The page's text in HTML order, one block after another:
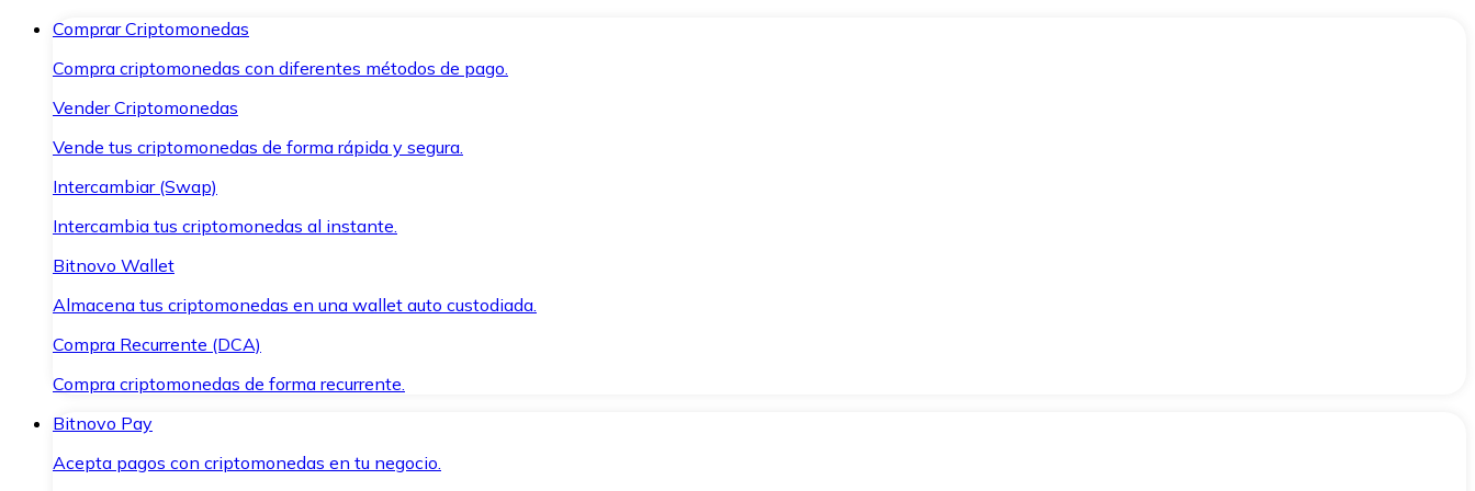
Comprar Criptomonedas
Compra criptomonedas con diferentes métodos de pago.
Vender Criptomonedas
Vende tus criptomonedas de forma rápida y segura.
Intercambiar (Swap)
Intercambia tus criptomonedas al instante.
Bitnovo Wallet
Almacena tus criptomonedas en una wallet auto custodiada.
Compra Recurrente (DCA)
Compra criptomonedas de forma recurrente.
Bitnovo Pay
Acepta pagos con criptomonedas en tu negocio.